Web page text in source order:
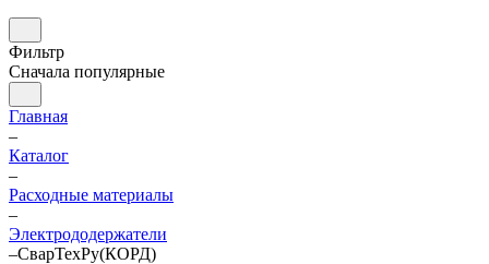
Фильтр
Сначала популярные
Главная
–
Каталог
–
Расходные материалы
–
Электрододержатели
–СварТехРу(КОРД)